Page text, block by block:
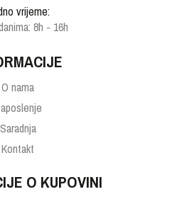
vrijeme:
8h - 16h
O nama
Saradnja
Kontakt
O KUPOVINI